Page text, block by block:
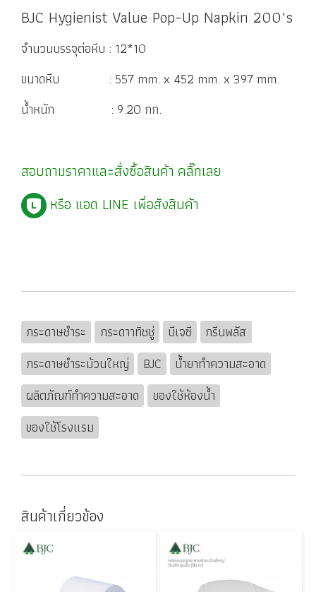
BJC Hygienist Value Pop-Up Napkin 200"s
จำนวนบรรจุต่อหีบ : 12*10
ขนาดหีบ : 557 mm. x 452 mm. x 397 mm.
น้ำหนัก : 9.20 กก.
สอบถามราคาและสั่งซื้อสินค้า คลิ๊กเลย
หรือ แอด LINE เพื่อสังสินค้า
กระดาษชำระ กระดาาทิชชู่ บีเจซี
กรีนพลัส
กระดาษชำระม้วนใหญ่
BJC
น้ำยาทำความสะอาด
ผลิตภัณฑ์ทำความสะอาด
ของใช้ห้องน้ำ
ของใช้โรงแรม
สินค้าเกี่ยวข้อง